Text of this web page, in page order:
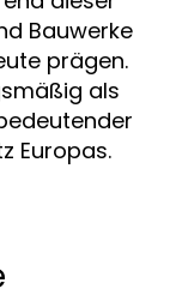
Bauwerke
prägen.
als
Europas.